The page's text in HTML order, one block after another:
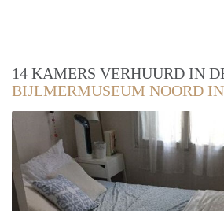
14 KAMERS VERHUURD IN
BIJLMERMUSEUM NOORD